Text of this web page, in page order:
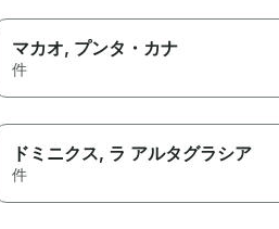
マカオ, プンタ・カナ
件
ドミニクス, ラ アルタグラシア
件